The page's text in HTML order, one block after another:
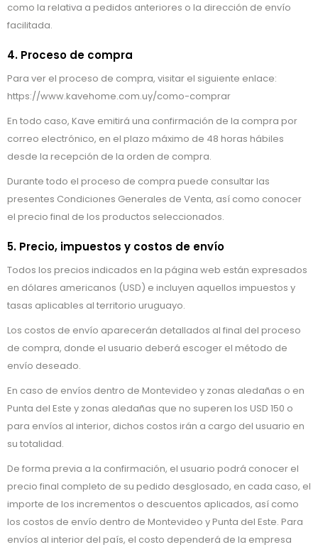
como la relativa a pedidos anteriores o la dirección de envío
facilitada.
4. Proceso de compra
Para ver el proceso de compra, visitar el siguiente enlace:
https://www.kavehome.com.uy/como-comprar
En todo caso, Kave emitirá una confirmación de la compra por
correo electrónico, en el plazo máximo de 48 horas hábiles
desde la recepción de la orden de compra.
Durante todo el proceso de compra puede consultar las
presentes Condiciones Generales de Venta, así como conocer
el precio final de los productos seleccionados.
5. Precio, impuestos y costos de envío
Todos los precios indicados en la página web están expresados
en dólares americanos (USD) e incluyen aquellos impuestos y
tasas aplicables al territorio uruguayo.
Los costos de envío aparecerán detallados al final del proceso
de compra, donde el usuario deberá escoger el método de
envío deseado.
En caso de envíos dentro de Montevideo y zonas aledañas o en
Punta del Este y zonas aledañas que no superen los USD 150 o
para envíos al interior, dichos costos irán a cargo del usuario en
su totalidad.
De forma previa a la confirmación, el usuario podrá conocer el
precio final completo de su pedido desglosado, en cada caso, el
importe de los incrementos o descuentos aplicados, así como
los costos de envío dentro de Montevideo y Punta del Este. Para
envíos al interior del país, el costo dependerá de la empresa